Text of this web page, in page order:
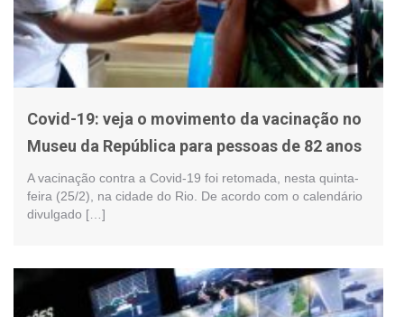
Covid-19: veja o movimento da vacinação no
Museu da República para pessoas de 82 anos
A vacinação contra a Covid-19 foi retomada, nesta quinta-
feira (25/2), na cidade do Rio. De acordo com o calendário
divulgado […]